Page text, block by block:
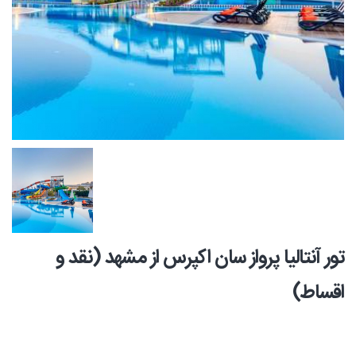
تور آنتالیا پرواز سان اکپرس از مشهد (نقد و
اقساط)